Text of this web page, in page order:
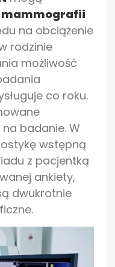
mammografii
na obciążenie
rodzinie
możliwość
co roku.
badanie. W
wstępną
z pacjentką
ankiety,
dwukrotnie